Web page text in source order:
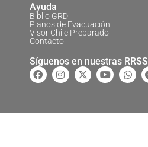
Ayuda
Biblio GRD
Planos de Evacuación
Visor Chile Preparado
Contacto
Síguenos en nuestras RRSS